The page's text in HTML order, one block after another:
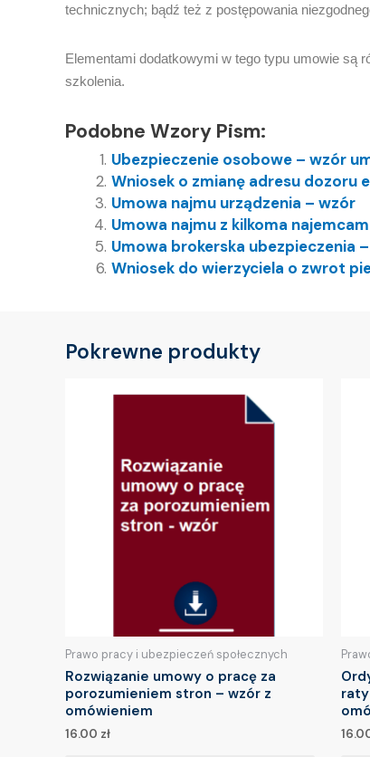
technicznych; bądź też z postępowania
Elementami dodatkowymi w tego typu umowie są
szkolenia.
Podobne Wzory Pism:
Ubezpieczenie osobowe – wzór
Wniosek o zmianę adresu dozoru
Umowa najmu urządzenia – wzór
Umowa najmu z kilkoma
Umowa brokerska ubezpieczenia
Wniosek do wierzyciela o zwrot
Pokrewne produkty
Prawo pracy i ubezpieczeń społecznych
Rozwiązanie umowy o pracę za
porozumieniem stron – wzór z
omówieniem
16.00 zł